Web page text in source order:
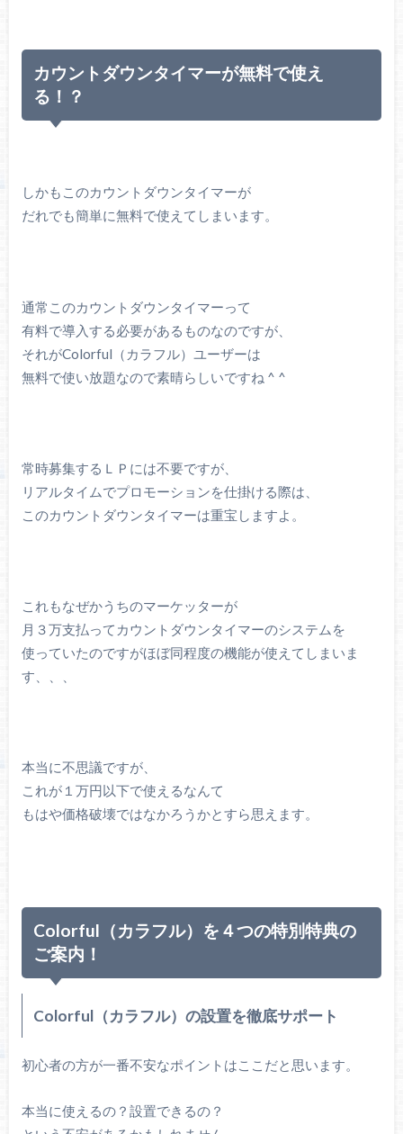
カウントダウンタイマーが無料で使え
る！？
しかもこのカウントダウンタイマーが
だれでも簡単に無料で使えてしまいます。
通常このカウントダウンタイマーって
有料で導入する必要があるものなのですが、
それがColorful（カラフル）ユーザーは
無料で使い放題なので素晴らしいですね ^ ^
常時募集するＬＰには不要ですが、
リアルタイムでプロモーションを仕掛ける際は、
このカウントダウンタイマーは重宝しますよ。
これもなぜかうちのマーケッターが
月３万支払ってカウントダウンタイマーのシステムを
使っていたのですがほぼ同程度の機能が使えてしまいま
す、、、
本当に不思議ですが、
これが１万円以下で使えるなんて
もはや価格破壊ではなかろうかとすら思えます。
Colorful（カラフル）を４つの特別特典の
ご案内！
Colorful（カラフル）の設置を徹底サポート
初心者の方が一番不安なポイントはここだと思います。
本当に使えるの？設置できるの？